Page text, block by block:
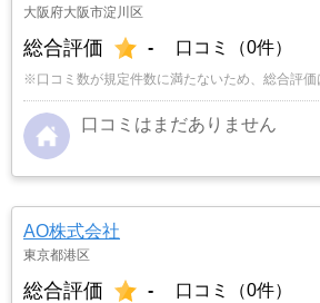
大阪府大阪市淀川区
総合評価 - 口コミ（0件）
※口コミ数が規定件数に満たないため、総合評価
口コミはまだありません
AO株式会社
東京都港区
総合評価 - 口コミ（0件）